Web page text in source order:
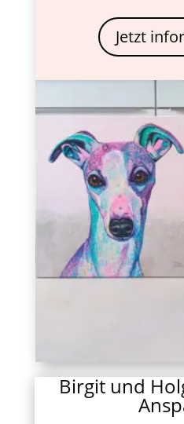
Jetzt
Birgit und